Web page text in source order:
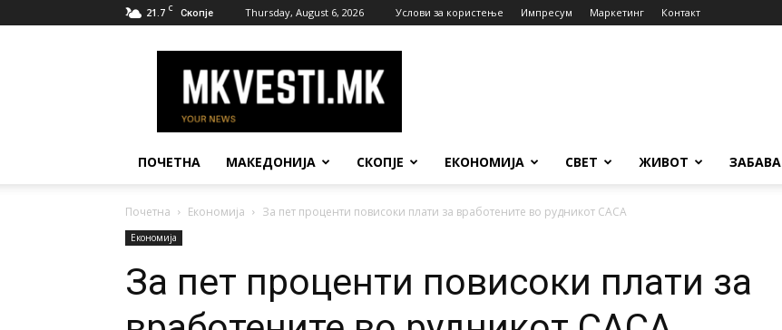
21.7 C Скопје Thursday, August 6, 2026 Услови за користење Импресум Маркетинг Контакт
Вести
ПОЧЕТНА МАКЕДОНИЈА СКОПЈЕ ЕКОНОМИЈА СВЕТ ЖИВОТ ЗАБАВА
Почетна Економија За пет проценти повисоки плати за вработените во рудникот САСА
Економија
За пет проценти повисоки плати за